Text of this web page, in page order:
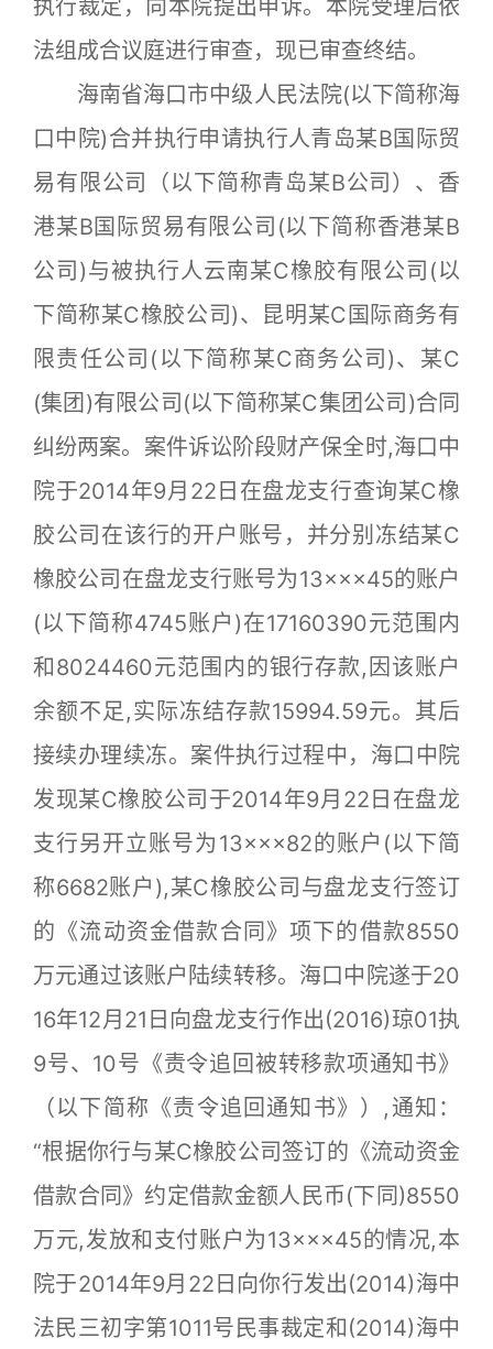
执行裁定，向本院提出申诉。本院受理后依
法组成合议庭进行审查，现已审查终结。
海南省海口市中级人民法院(以下简称海
口中院)合并执行申请执行人青岛某B国际贸
易有限公司（以下简称青岛某B公司）、香
港某B国际贸易有限公司(以下简称香港某B
公司)与被执行人云南某C橡胶有限公司(以
下简称某C橡胶公司)、昆明某C国际商务有
限责任公司(以下简称某C商务公司)、某C
(集团)有限公司(以下简称某C集团公司)合同
纠纷两案。案件诉讼阶段财产保全时,海口中
院于2014年9月22日在盘龙支行查询某C橡
胶公司在该行的开户账号，并分别冻结某C
橡胶公司在盘龙支行账号为13×××45的账户
(以下简称4745账户)在17160390元范围内
和8024460元范围内的银行存款,因该账户
余额不足,实际冻结存款15994.59元。其后
接续办理续冻。案件执行过程中，海口中院
发现某C橡胶公司于2014年9月22日在盘龙
支行另开立账号为13×××82的账户(以下简
称6682账户),某C橡胶公司与盘龙支行签订
的《流动资金借款合同》项下的借款8550
万元通过该账户陆续转移。海口中院遂于20
16年12月21日向盘龙支行作出(2016)琼01执
9号、10号《责令追回被转移款项通知书》
（以下简称《责令追回通知书》）,通知：
“根据你行与某C橡胶公司签订的《流动资金
借款合同》约定借款金额人民币(下同)8550
万元,发放和支付账户为13×××45的情况,本
院于2014年9月22日向你行发出(2014)海中
法民三初字第1011号民事裁定和(2014)海中